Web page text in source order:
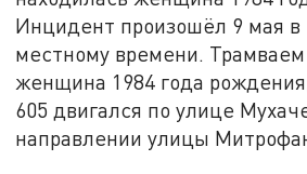
Инцидент произошёл 9 мая в
местному времени. Трамваем
женщина 1984 года
605 двигался по улице
направлении улицы